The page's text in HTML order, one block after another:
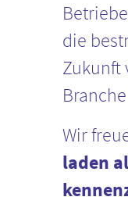
die
Zukunft
Wir
laden